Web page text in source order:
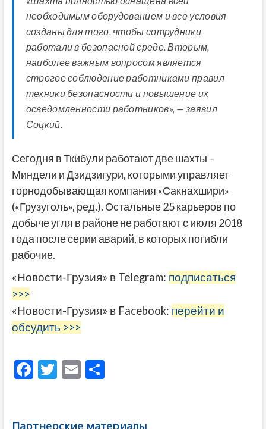
необходимым оборудованием и все условия
созданы для того, чтобы сотрудники
работали в безопасной среде. Вторым,
наиболее важным вопросом является
строгое соблюдение работниками правил
техники безопасности и повышение их
осведомленности работников», — заявил
Соцкий.
Сегодня в Ткибули работают две шахты –
Миндели и Дзидзигури, которыми управляет
горнодобывающая компания «Сакнахшири»
(«Грузуголь», ред.). Остальные 25 карьеров по
добыче угля в районе не работают с июля 2018
года после серии аварий, в которых погибли
рабочие.
«Новости-Грузия» в Telegram: подписаться
>>>
«Новости-Грузия» в Facebook: перейти и
обсудить >>>
F T E О
Партнерские материалы